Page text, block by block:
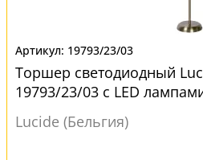
19793/23/03
Торшер светодиодный
19793/23/03 с LED
Lucide (Бельгия)